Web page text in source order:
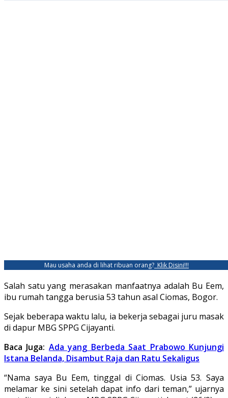
Mau usaha anda di lihat ribuan orang? Klik Disini!!!
Salah satu yang merasakan manfaatnya adalah Bu Eem,
ibu rumah tangga berusia 53 tahun asal Ciomas, Bogor.
Sejak beberapa waktu lalu, ia bekerja sebagai juru masak
di dapur MBG SPPG Cijayanti.
Baca Juga: Ada yang Berbeda Saat Prabowo Kunjungi
Istana Belanda, Disambut Raja dan Ratu Sekaligus
“Nama saya Bu Eem, tinggal di Ciomas. Usia 53. Saya
melamar ke sini setelah dapat info dari teman,” ujarnya